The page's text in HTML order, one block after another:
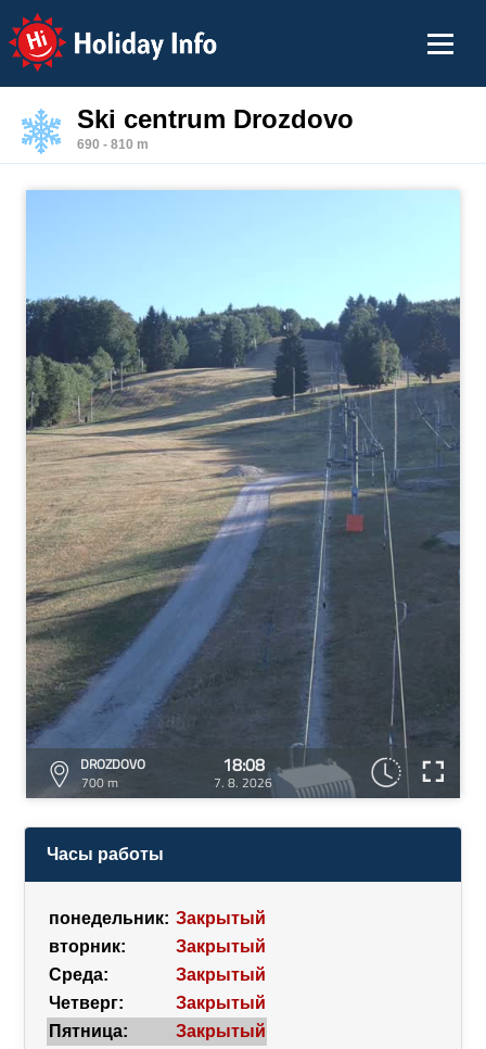
Holiday Info
Ski centrum Drozdovo
690 - 810 m
DROZDOVO
700 m
18:08
7. 8. 2026
Часы работы
понедельник: Закрытый
вторник:
Закрытый
Среда:
Закрытый
Четверг:
Закрытый
Пятница:
Закрытый